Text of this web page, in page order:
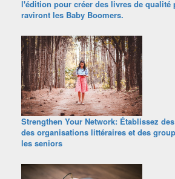
l'édition pour créer des livres de qualité
raviront les Baby Boomers.
Strengthen Your Network: Établissez
des organisations littéraires et des
les seniors